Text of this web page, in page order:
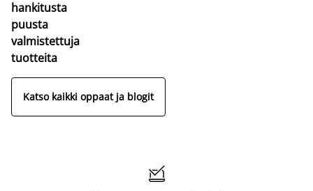
hankitusta
puusta
valmistettuja
tuotteita
Katso kaikki oppaat ja blogit
